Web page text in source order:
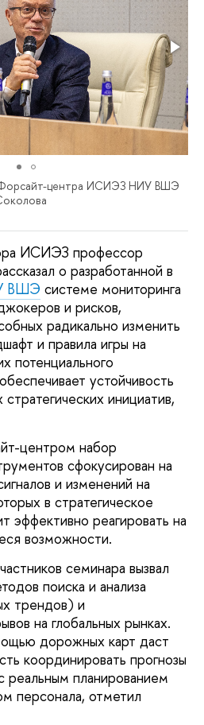
центра ИСИЭЗ НИУ ВШЭ
ИСИЭЗ профессор
о разработанной в
ВШЭ системе мониторинга
и рисков,
радикально изменить
и правила игры на
потенциального
устойчивость
инициатив,
центром набор
сфокусирован на
и изменений на
в стратегическое
эффективно реагировать на
возможности.
семинара вызвал
поиска и анализа
трендов) и
на глобальных рынках.
дорожных карт даст
координировать прогнозы
реальным планированием
персонала, отметил